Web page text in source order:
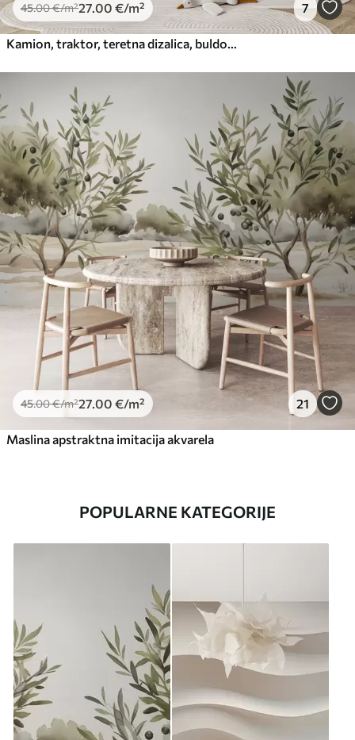
45.00€/m²27.00 €/m² 7
Kamion, traktor, teretna dizalica, buldožer, bager
45.00€/m²27.00 €/m² 21
Maslina apstraktna imitacija akvarela
POPULARNE KATEGORIJE